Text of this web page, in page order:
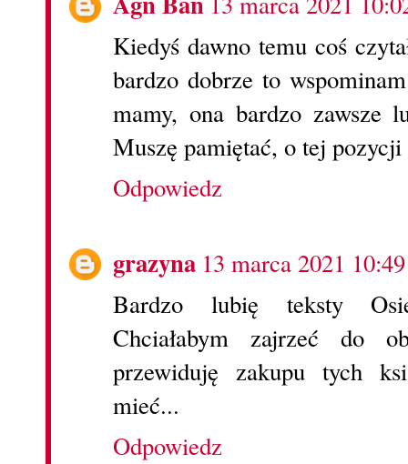
Kiedyś dawno temu coś
bardzo dobrze to
mamy, ona bardzo zawsze
Muszę pamiętać, o tej
Odpowiedz
grazyna 13 marca 2021 10:49
Bardzo lubię teksty
Chciałabym zajrzeć do
przewiduję zakupu tych
mieć...
Odpowiedz